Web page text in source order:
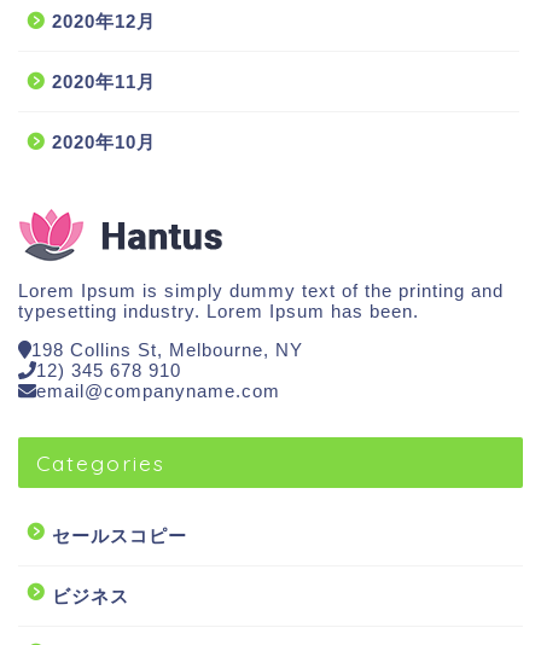
2020年12月
2020年11月
2020年10月
Lorem Ipsum is simply dummy text of the printing and
typesetting industry. Lorem Ipsum has been.
198 Collins St, Melbourne, NY
12) 345 678 910
email@companyname.com
Categories
セールスコピー
ビジネス